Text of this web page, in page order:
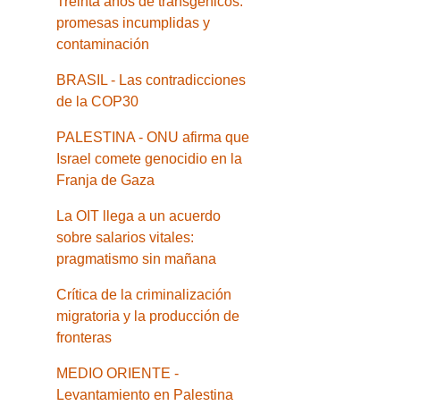
promesas incumplidas y
contaminación
BRASIL - Las contradicciones
de la COP30
PALESTINA - ONU afirma que
Israel comete genocidio en la
Franja de Gaza
La OIT llega a un acuerdo
sobre salarios vitales:
pragmatismo sin mañana
Crítica de la criminalización
migratoria y la producción de
fronteras
MEDIO ORIENTE -
Levantamiento en Palestina